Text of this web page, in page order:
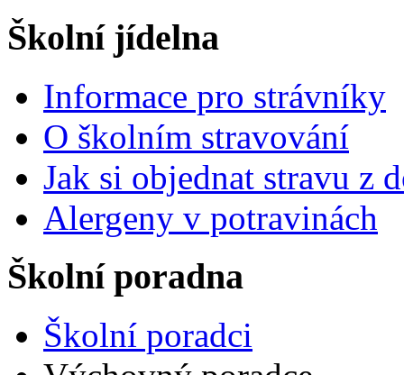
Školní jídelna
Informace pro strávníky
O školním stravování
Jak si objednat stravu z
Alergeny v potravinách
Školní poradna
Školní poradci